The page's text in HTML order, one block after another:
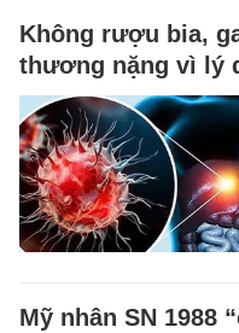
Không rượu bia,
thương nặng vì lý
Mỹ nhân SN 1988